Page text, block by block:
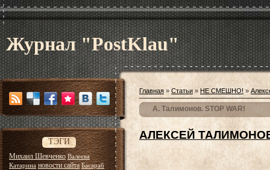
Журнал "PostKlau"
ТЭГИ
Михаил Шевченко Валеева
Катарина новости сайта Басараб
Главная » Статьи » НЕ СМЕШНО! »
А. Талимонов. STOP WAR!
АЛЕКСЕЙ